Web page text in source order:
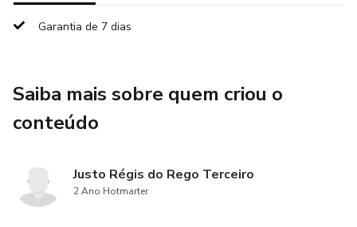
Garantia de 7 dias
Saiba mais sobre quem criou o
conteúdo
Justo Régis do Rego Terceiro
2 Ano Hotmarter